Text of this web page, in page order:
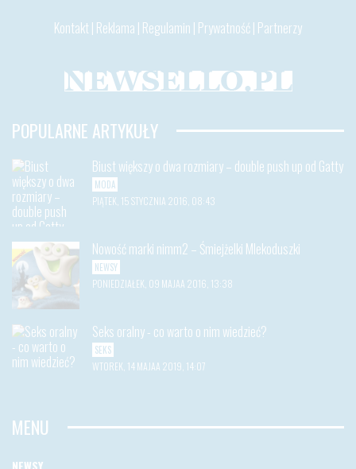
Kontakt | Reklama | Regulamin | Prywatność| Partnerzy
POPULARNE ARTYKUŁY
Biust większy o dwa rozmiary – double push up od Gatty
MODA
PIĄTEK, 15 STYCZNIA 2016, 08:43
Nowość marki nimm2 – Śmiejżelki Mlekoduszki
NEWSY
PONIEDZIAŁEK, 09 MAJAA 2016, 13:38
Seks oralny - co warto o nim wiedzieć?
SEKS
WTOREK, 14 MAJAA 2019, 14:07
MENU
NEWSY